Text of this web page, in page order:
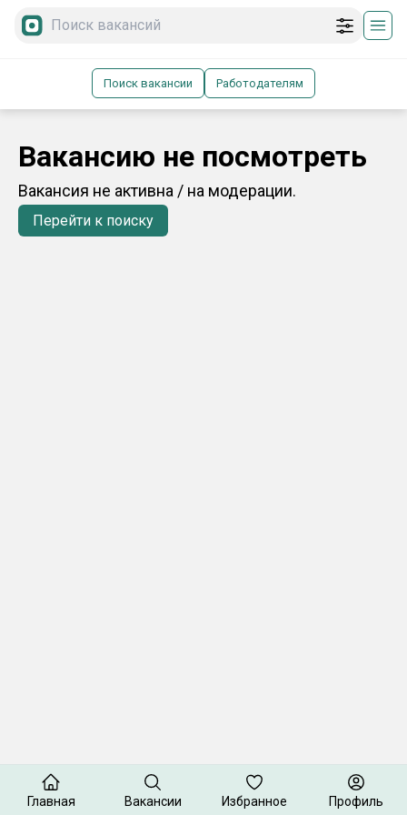
Поиск вакансии Работодателям
Вакансию не посмотреть
Вакансия не активна / на модерации.
Перейти к поиску
Главная Вакансии Избранное Профиль